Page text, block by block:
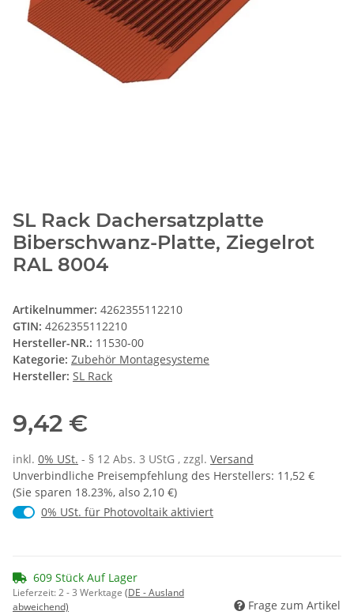
SL Rack Dachersatzplatte
Biberschwanz-Platte, Ziegelrot
RAL 8004
Artikelnummer: 4262355112210
GTIN: 4262355112210
Hersteller-NR.: 11530-00
Kategorie: Zubehör Montagesysteme
Hersteller: SL Rack
9,42 €
inkl. 0% USt. - § 12 Abs. 3 UStG , zzgl. Versand
Unverbindliche Preisempfehlung des Herstellers: 11,52 €
(Sie sparen 18.23%, also 2,10 €)
0% USt. für Photovoltaik (§ 12 Abs. 3 UStG)
0% USt. für Photovoltaik aktiviert
609 Stück Auf Lager
Lieferzeit:2 - 3 Werktage (DE - Ausland
abweichend)
Frage zum Artikel